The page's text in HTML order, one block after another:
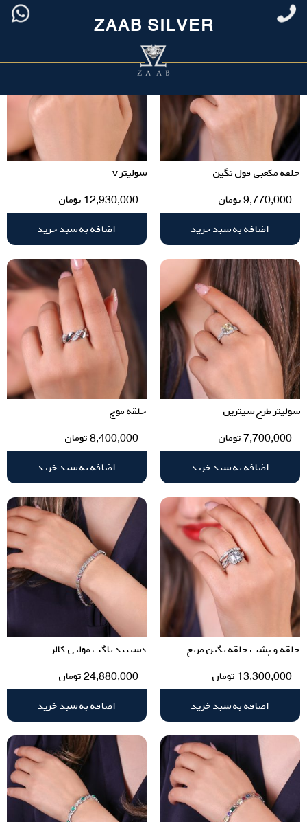
ZAAB SILVER
حلقه مکعبی فول نگین
9,770,000تومان
اضافه به سبد خرید
سولیتر v
12,930,000 تومان
اضافه به سبد خرید
سولیتر طرح سیترین
7,700,000تومان
اضافه به سبد خرید
حلقه موج
8,400,000تومان
اضافه به سبد خرید
حلقه و پشت حلقه نگین مربع
13,300,000 تومان
اضافه به سبد خرید
دستبند باگت مولتی کالر
24,880,000تومان
اضافه به سبد خرید